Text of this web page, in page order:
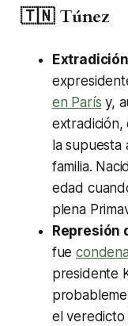
🇹🇳 Túnez
Extradición
en París y,
extradición,
la
familia.
edad
plena
Represión
fue
presidente
el veredicto